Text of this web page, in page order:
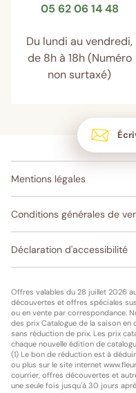
05 62 06 14 48
Du lundi au vendredi,
de 8h à 18h (Numéro
non surtaxé)
Mentions légales
Conditions générales de
Déclaration d'accessibilité
Offres valables du 28 juillet 2026
découvertes et offres spéciales
ou en vente par correspondance.
des prix Catalogue de la saison
sans réduction de prix. Les prix
chaque nouvelle édition de
(1) Le bon de réduction est à
ou plus sur le site internet
courrier, offres découvertes et
une seule fois jusqu'à 30 jours